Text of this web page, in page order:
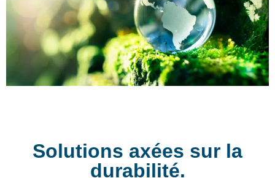
Solutions axées sur la
durabilité.